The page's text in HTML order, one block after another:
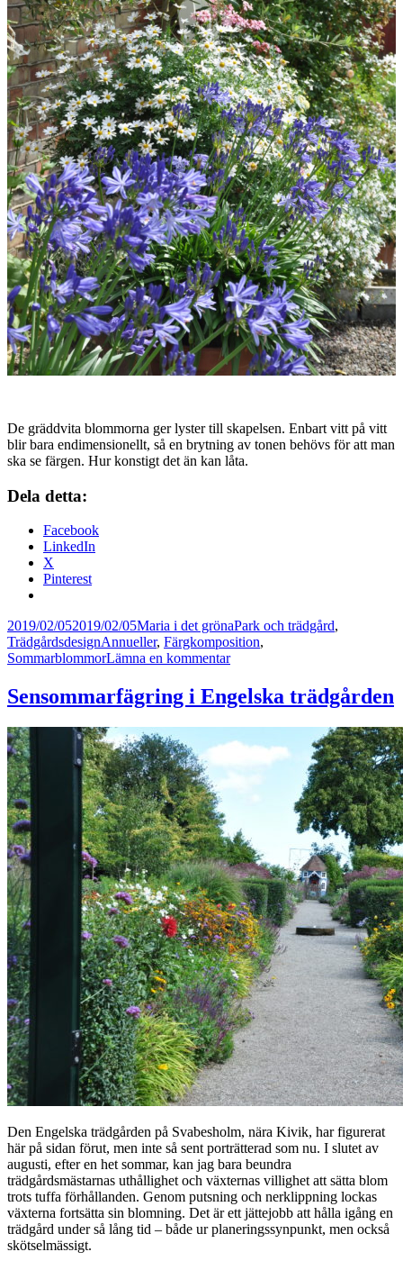
De gräddvita blommorna ger lyster till skapelsen. Enbart vitt på vitt
blir bara endimensionellt, så en brytning av tonen behövs för att man
ska se färgen. Hur konstigt det än kan låta.
Dela detta:
Facebook
LinkedIn
X
Pinterest
Postat
2019/02/052019/02/05Författare
Maria i det grönaKategorier
Park och trädgård,
TrädgårdsdesignTaggar
Annueller, Färgkomposition,
SommarblommorLämna en kommentartill
om
sommarens
Sensommarfägring i Engelska trädgården
Den Engelska trädgården på Svabesholm, nära Kivik, har figurerat
här på sidan förut, men inte så sent porträtterad som nu. I slutet av
augusti, efter en het sommar, kan jag bara beundra
trädgårdsmästarnas uthållighet och växternas villighet att sätta blom
trots tuffa förhållanden. Genom putsning och nerklippning lockas
växterna fortsätta sin blomning. Det är ett jättejobb att hålla igång en
trädgård under så lång tid – både ur planeringssynpunkt, men också
skötselmässigt.